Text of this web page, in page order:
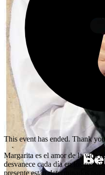
This event has ended. Thank
Margarita es el amor de la vida
desvanece cada día en los
presente están determinados